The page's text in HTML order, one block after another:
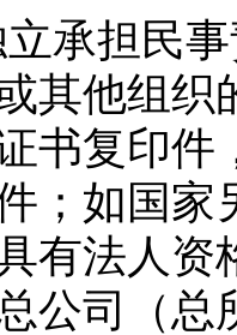
承担民
其他组织
书复印件
；如国家
有法人资
公司（总